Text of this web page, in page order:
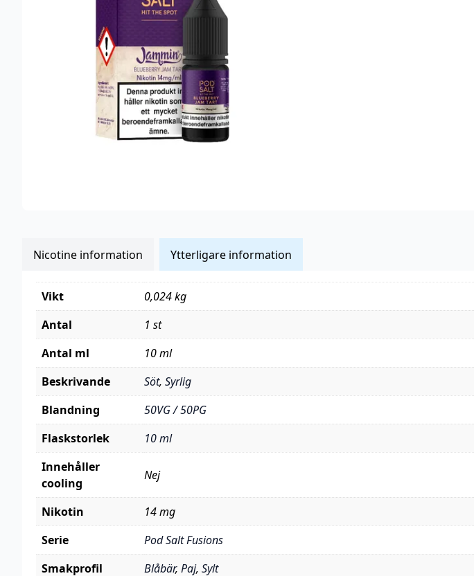
Nicotine information Ytterligare information
Vikt
0,024 kg
Antal
1 st
Antal ml
10 ml
Beskrivande
Söt, Syrlig
Blandning
50VG / 50PG
Flaskstorlek
10 ml
Innehåller
cooling
Nej
Nikotin
14 mg
Serie
Pod Salt Fusions
Smakprofil
Blåbär, Paj, Sylt